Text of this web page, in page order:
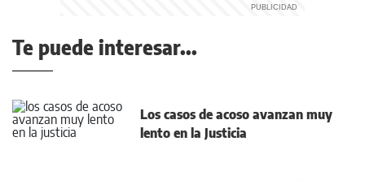
Te puede interesar...
Los casos de acoso avanzan muy
lento en la Justicia